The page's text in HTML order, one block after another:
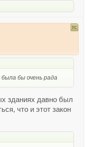
бы очень рада
зданиях давно был
что и этот закон